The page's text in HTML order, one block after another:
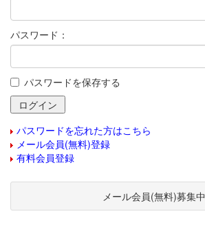
パスワード：
パスワードを保存する
パスワードを忘れた方はこちら
メール会員(無料)登録
有料会員登録
メール会員(無料)募集中